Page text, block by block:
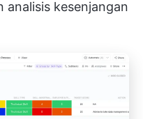
analisis kesenjangan